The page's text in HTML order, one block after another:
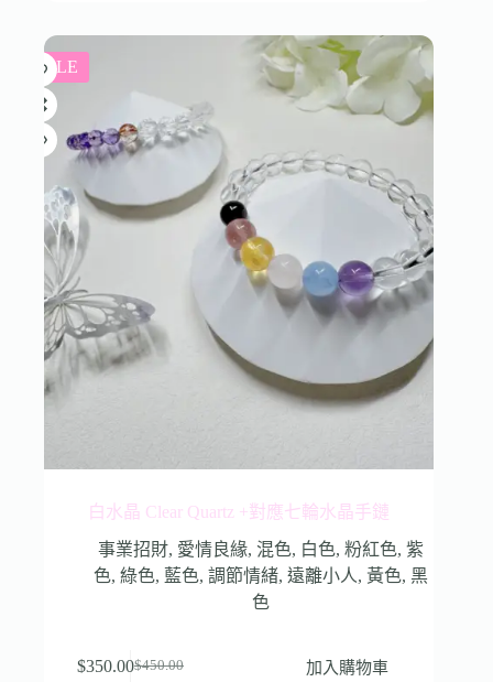
SALE
白水晶 Clear Quartz +對應七輪水晶手鏈
事業招財, 愛情良緣, 混色, 白色,粉紅色,紫
色,綠色, 藍色,調節情緒,遠離小人, 黃色, 黑
色
$450.00
$350.00 加入購物車